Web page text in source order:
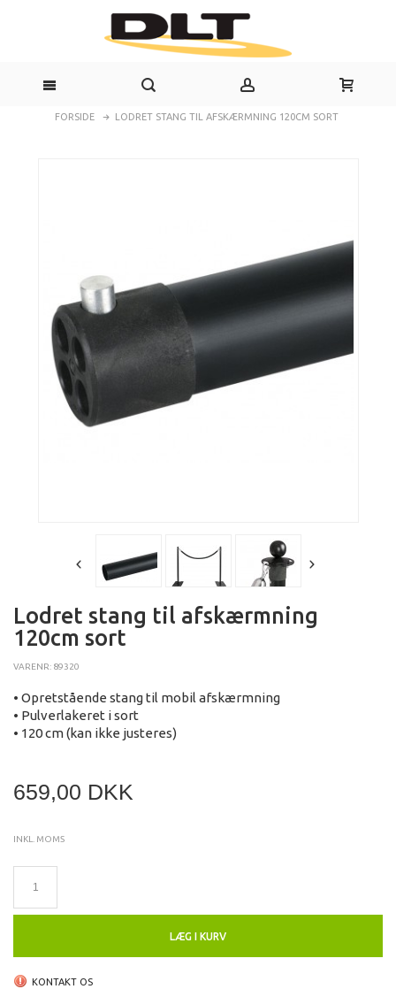
FORSIDE LODRET STANG TIL AFSKÆRMNING 120CM SORT
Lodret stang til afskærmning
120cm sort
VARENR: 89320
• Opretstående stang til mobil afskærmning
• Pulverlakeret i sort
• 120 cm (kan ikke justeres)
659,00 DKK
INKL. MOMS
LÆG I KURV
KONTAKT OS